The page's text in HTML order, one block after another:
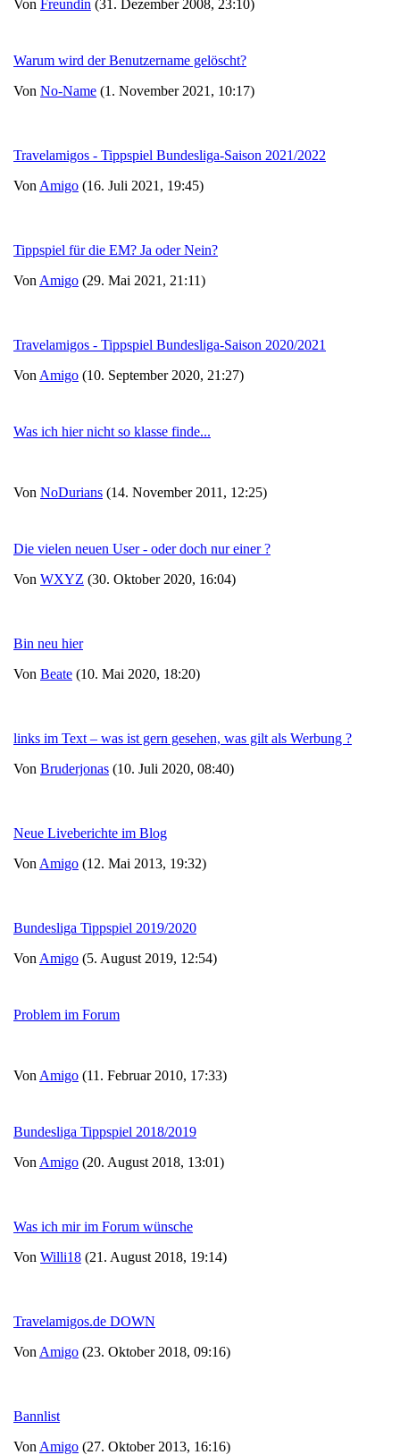
Von Freundin (31. Dezember 2008, 23:10)
Warum wird der Benutzername gelöscht?
Von No-Name (1. November 2021, 10:17)
Travelamigos - Tippspiel Bundesliga-Saison 2021/2022
Von Amigo (16. Juli 2021, 19:45)
Tippspiel für die EM? Ja oder Nein?
Von Amigo (29. Mai 2021, 21:11)
Travelamigos - Tippspiel Bundesliga-Saison 2020/2021
Von Amigo (10. September 2020, 21:27)
Was ich hier nicht so klasse finde...
Von NoDurians (14. November 2011, 12:25)
Die vielen neuen User - oder doch nur einer ?
Von WXYZ (30. Oktober 2020, 16:04)
Bin neu hier
Von Beate (10. Mai 2020, 18:20)
links im Text – was ist gern gesehen, was gilt als Werbung ?
Von Bruderjonas (10. Juli 2020, 08:40)
Neue Liveberichte im Blog
Von Amigo (12. Mai 2013, 19:32)
Bundesliga Tippspiel 2019/2020
Von Amigo (5. August 2019, 12:54)
Problem im Forum
Von Amigo (11. Februar 2010, 17:33)
Bundesliga Tippspiel 2018/2019
Von Amigo (20. August 2018, 13:01)
Was ich mir im Forum wünsche
Von Willi18 (21. August 2018, 19:14)
Travelamigos.de DOWN
Von Amigo (23. Oktober 2018, 09:16)
Bannlist
Von Amigo (27. Oktober 2013, 16:16)